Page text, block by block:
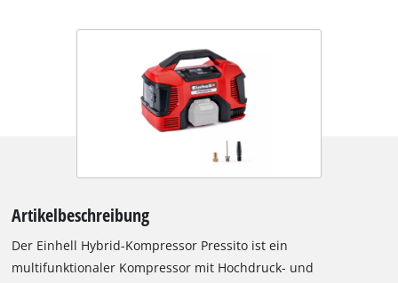
Artikelbeschreibung
Der Einhell Hybrid-Kompressor Pressito ist ein
multifunktionaler Kompressor mit Hochdruck- und